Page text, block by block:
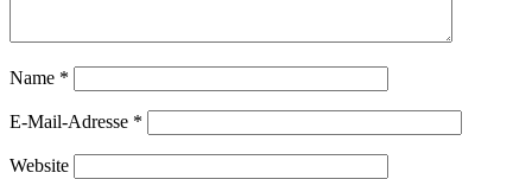
Name *
E-Mail-Adresse *
Website